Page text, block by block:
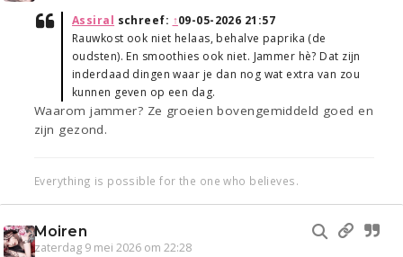
Assiral schreef: ↑09-05-2026 21:57
Rauwkost ook niet helaas, behalve paprika (de
oudsten). En smoothies ook niet. Jammer hè? Dat zijn
inderdaad dingen waar je dan nog wat extra van zou
kunnen geven op een dag.
Waarom jammer? Ze groeien bovengemiddeld goed en
zijn gezond.
Everything is possible for the one who believes.
Moiren
zaterdag 9 mei 2026 om 22:28